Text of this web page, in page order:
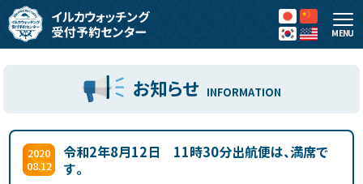
MENU
お知らせ INFORMATION
2020
08.12
令和2年8月12日 11時30分出航便は、満席で
す。